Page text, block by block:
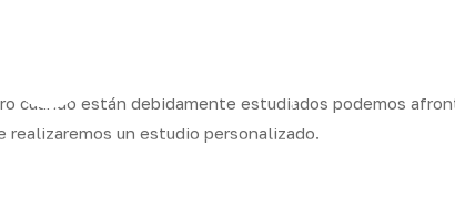
cuando están debidamente estudiados podemos
realizaremos un estudio personalizado.